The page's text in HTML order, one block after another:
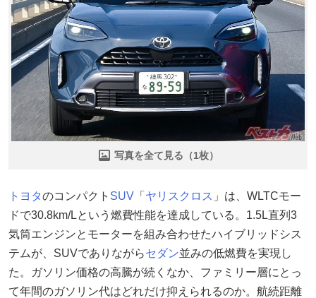
写真を全て見る（1枚）
トヨタのコンパクト SUV 「 ヤリスクロス 」は、WLTCモー
ドで30.8km/Lという燃費性能を達成している。1.5L直列3
気筒エンジンとモーターを組み合わせたハイブリッドシス
テムが、SUVでありながらセダン並みの低燃費を実現し
た。ガソリン価格の高騰が続くなか、ファミリー層にとっ
て年間のガソリン代はどれだけ抑えられるのか。航続距離